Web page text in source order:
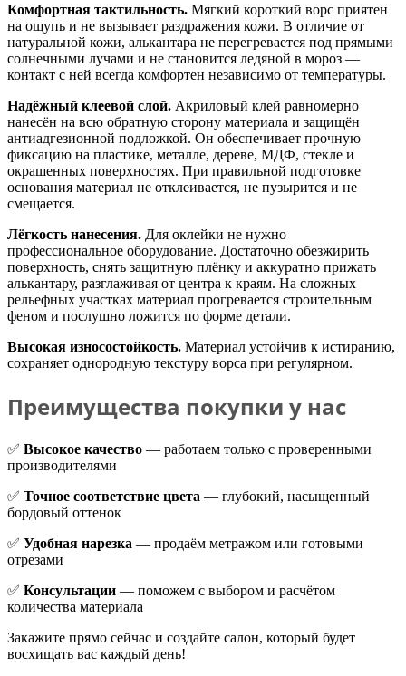
Комфортная тактильность. Мягкий короткий ворс приятен
на ощупь и не вызывает раздражения кожи. В отличие от
натуральной кожи, алькантара не перегревается под прямыми
солнечными лучами и не становится ледяной в мороз —
контакт с ней всегда комфортен независимо от температуры.
Надёжный клеевой слой. Акриловый клей равномерно
нанесён на всю обратную сторону материала и защищён
антиадгезионной подложкой. Он обеспечивает прочную
фиксацию на пластике, металле, дереве, МДФ, стекле и
окрашенных поверхностях. При правильной подготовке
основания материал не отклеивается, не пузырится и не
смещается.
Лёгкость нанесения. Для оклейки не нужно
профессиональное оборудование. Достаточно обезжирить
поверхность, снять защитную плёнку и аккуратно прижать
алькантару, разглаживая от центра к краям. На сложных
рельефных участках материал прогревается строительным
феном и послушно ложится по форме детали.
Высокая износостойкость. Материал устойчив к истиранию,
сохраняет однородную текстуру ворса при регулярном.
Преимущества покупки у нас
✅ Высокое качество — работаем только с проверенными
производителями
✅ Точное соответствие цвета — глубокий, насыщенный
бордовый оттенок
✅ Удобная нарезка — продаём метражом или готовыми
отрезами
✅ Консультации — поможем с выбором и расчётом
количества материала
Закажите прямо сейчас и создайте салон, который будет
восхищать вас каждый день!